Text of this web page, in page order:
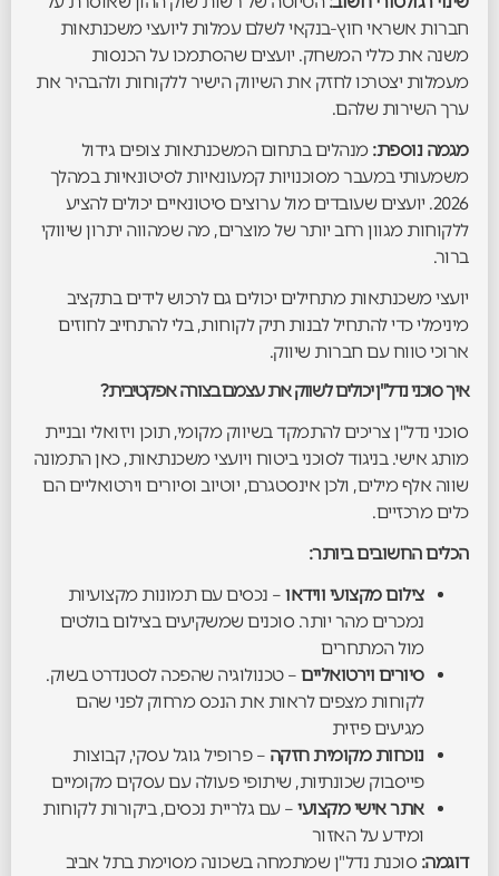
חברות אשראי חוץ-בנקאי לשלם עמלות ליועצי משכנתאות
משנה את כללי המשחק. יועצים שהסתמכו על הכנסות
מעמלות יצטרכו לחזק את השיווק הישיר ללקוחות ולהבהיר את
ערך השירות שלהם.
מגמה נוספת: מנהלים בתחום המשכנתאות צופים גידול
משמעותי במעבר מסוכנויות קמעונאיות לסיטונאיות במהלך
2026. יועצים שעובדים מול ערוצים סיטונאיים יכולים להציע
ללקוחות מגוון רחב יותר של מוצרים, מה שמהווה יתרון שיווקי
ברור.
יועצי משכנתאות מתחילים יכולים גם לרכוש לידים בתקציב
מינימלי כדי להתחיל לבנות תיק לקוחות, בלי להתחייב לחוזים
ארוכי טווח עם חברות שיווק.
איך סוכני נדל"ן יכולים לשווק את עצמם בצורה אפקטיבית?
סוכני נדל"ן צריכים להתמקד בשיווק מקומי, תוכן ויזואלי ובניית
מותג אישי. בניגוד לסוכני ביטוח ויועצי משכנתאות, כאן התמונה
שווה אלף מילים, ולכן אינסטגרם, יוטיוב וסיורים וירטואליים הם
כלים מרכזיים.
הכלים החשובים ביותר:
צילום מקצועי ווידאו– נכסים עם תמונות מקצועיות
נמכרים מהר יותר. סוכנים שמשקיעים בצילום בולטים
מול המתחרים
סיורים וירטואליים– טכנולוגיה שהפכה לסטנדרט בשוק.
לקוחות מצפים לראות את הנכס מרחוק לפני שהם
מגיעים פיזית
נוכחות מקומית חזקה – פרופיל גוגל עסקי, קבוצות
פייסבוק שכונתיות, שיתופי פעולה עם עסקים מקומיים
אתר אישי מקצועי– עם גלריית נכסים, ביקורות לקוחות
ומידע על האזור
דוגמה: סוכנת נדל"ן שמתמחה בשכונה מסוימת בתל אביב